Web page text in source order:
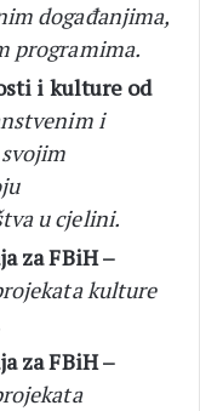
događanjima,
programima.
i kulture od
i
u cjelini.
za FBiH –
kulture
za FBiH –